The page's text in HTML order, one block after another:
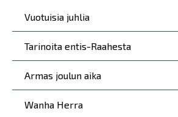
Vuotuisia juhlia
Tarinoita entis-Raahesta
Armas joulun aika
Wanha Herra